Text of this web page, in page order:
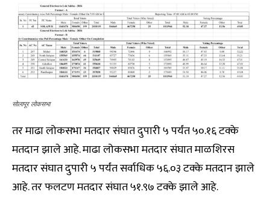
सोलापूर लोकसभा
तर माढा लोकसभा मतदार संघात दुपारी ५ पर्यंत ५०.१६ टक्के
मतदान झाले आहे. माढा लोकसभा मतदार संघात माळशिरस
मतदार संघात दुपारी ५ पर्यंत सर्वाधिक ५६.०३ टक्के मतदान झाले
आहे. तर फलटण मतदार संघात ५१.९७ टक्के झाले आहे.